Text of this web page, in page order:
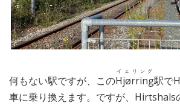
何もない駅ですが、このHjørring
イェリング
駅で
車に乗り換えます。ですが、Hirtshals